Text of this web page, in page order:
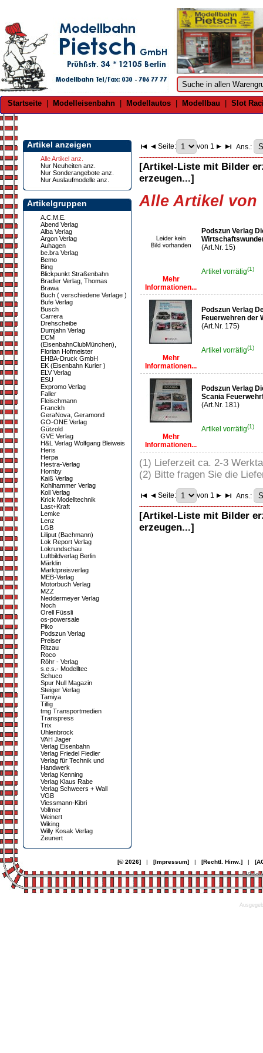
Startseite Modelleisenbahn Modellautos Modellbau Slot
Artikel anzeigen
Alle Artikel anz.
Nur Neuheiten anz.
Nur Sonderangebote anz.
Nur Auslaufmodelle anz.
Artikelgruppen
A.C.M.E.
Abend Verlag
Alba Verlag
Argon Verlag
Auhagen
be.bra Verlag
Bemo
Bing
Blickpunkt Straßenbahn
Bradler Verlag, Thomas
Brawa
Buch ( verschiedene Verlage )
Bufe Verlag
Busch
Carrera
Drehscheibe
Dumjahn Verlag
ECM
(EisenbahnClubMünchen),
Florian Hofmeister
EHBA-Druck GmbH
EK (Eisenbahn Kurier )
ELV Verlag
ESU
Expromo Verlag
Faller
Fleischmann
Franckh
GeraNova, Geramond
GO-ONE Verlag
Gützold
GVE Verlag
H&L Verlag Wolfgang Bleiweis
Heris
Herpa
Hestra-Verlag
Hornby
Kaiß Verlag
Kohlhammer Verlag
Koll Verlag
Krick Modelltechnik
Last+Kraft
Lemke
Lenz
LGB
Liliput (Bachmann)
Lok Report Verlag
Lokrundschau
Luftbildverlag Berlin
Märklin
Marktpreisverlag
MEB-Verlag
Motorbuch Verlag
MZZ
Neddermeyer Verlag
Noch
Orell Füssli
os-powersale
Piko
Podszun Verlag
Preiser
Ritzau
Roco
Röhr - Verlag
s.e.s.- Modelltec
Schuco
Spur Null Magazin
Steiger Verlag
Tamiya
Tillig
tmg Transportmedien
Transpress
Trix
Uhlenbrock
VAH Jager
Verlag Eisenbahn
Verlag Friedel Fiedler
Verlag für Technik und
Handwerk
Verlag Kenning
Verlag Klaus Rabe
Verlag Schweers + Wall
VGB
Viessmann-Kibri
Vollmer
Weinert
Wiking
Willy Kosak Verlag
Zeunert
Seite: von 1 Ans.:
[Artikel-Liste mit Bilder
erzeugen...]
Alle Artikel von
Mehr
Informationen...
Podszun Verlag
(Art.Nr. 15)
Artikel vorrätig(1)
Mehr
Informationen...
Podszun Verlag
Feuerwehren der
(Art.Nr. 175)
Artikel vorrätig(1)
Mehr
Informationen...
Podszun Verlag
Scania
(Art.Nr. 181)
Artikel vorrätig(1)
(1) Lieferzeit ca. 2-3
(2) Bitte fragen Sie die
Seite: von 1 Ans.:
[Artikel-Liste mit Bilder
erzeugen...]
[© 2026]| [Impressum]| [Rechtl. Hinw.]|
©